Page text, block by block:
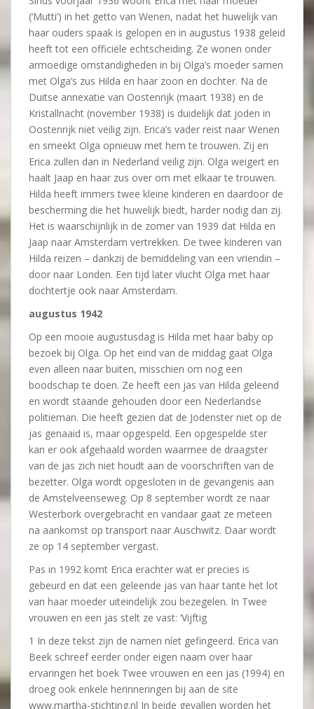
(‘Mutti’) in het getto van Wenen, nadat het huwelijk van
haar ouders spaak is gelopen en in augustus 1938 geleid
heeft tot een officiële echtscheiding. Ze wonen onder
armoedige omstandigheden in bij Olga’s moeder samen
met Olga’s zus Hilda en haar zoon en dochter. Na de
Duitse annexatie van Oostenrijk (maart 1938) en de
Kristallnacht (november 1938) is duidelijk dat joden in
Oostenrijk niet veilig zijn. Erica’s vader reist naar Wenen
en smeekt Olga opnieuw met hem te trouwen. Zij en
Erica zullen dan in Nederland veilig zijn. Olga weigert en
haalt Jaap en haar zus over om met elkaar te trouwen.
Hilda heeft immers twee kleine kinderen en daardoor de
bescherming die het huwelijk biedt, harder nodig dan zij.
Het is waarschijnlijk in de zomer van 1939 dat Hilda en
Jaap naar Amsterdam vertrekken. De twee kinderen van
Hilda reizen – dankzij de bemiddeling van een vriendin –
door naar Londen. Een tijd later vlucht Olga met haar
dochtertje ook naar Amsterdam.
augustus 1942
Op een mooie augustusdag is Hilda met haar baby op
bezoek bij Olga. Op het eind van de middag gaat Olga
even alleen naar buiten, misschien om nog een
boodschap te doen. Ze heeft een jas van Hilda geleend
en wordt staande gehouden door een Nederlandse
politieman. Die heeft gezien dat de Jodenster niet op de
jas genaaid is, maar opgespeld. Een opgespelde ster
kan er ook afgehaald worden waarmee de draagster
van de jas zich niet houdt aan de voorschriften van de
bezetter. Olga wordt opgesloten in de gevangenis aan
de Amstelveenseweg. Op 8 september wordt ze naar
Westerbork overgebracht en vandaar gaat ze meteen
na aankomst op transport naar Auschwitz. Daar wordt
ze op 14 september vergast.
Pas in 1992 komt Erica erachter wat er precies is
gebeurd en dat een geleende jas van haar tante het lot
van haar moeder uiteindelijk zou bezegelen. In Twee
vrouwen en een jas stelt ze vast: ‘Vijftig
1 In deze tekst zijn de namen níet gefingeerd. Erica van
Beek schreef eerder onder eigen naam over haar
ervaringen het boek Twee vrouwen en een jas (1994) en
droeg ook enkele herinneringen bij aan de site
www.martha-stichting.nl In beide gevallen worden het